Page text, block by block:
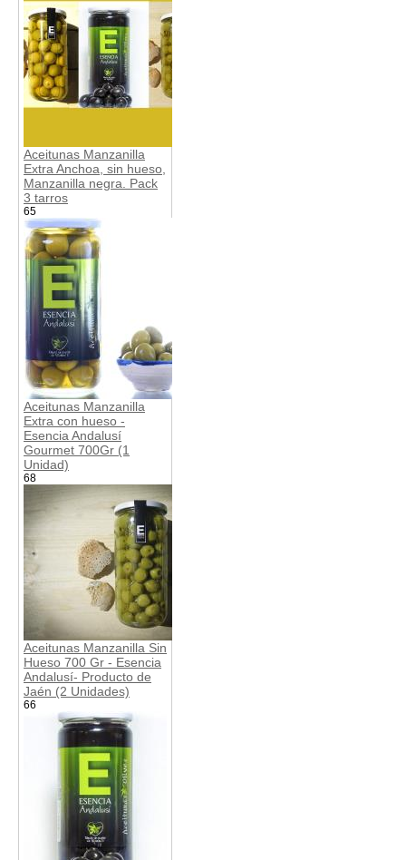
Aceitunas Manzanilla
Extra Anchoa, sin hueso,
Manzanilla negra. Pack
3 tarros
65
Aceitunas Manzanilla
Extra con hueso -
Esencia Andalusí
Gourmet 700Gr (1
Unidad)
68
Aceitunas Manzanilla Sin
Hueso 700 Gr - Esencia
Andalusí- Producto de
Jaén (2 Unidades)
66